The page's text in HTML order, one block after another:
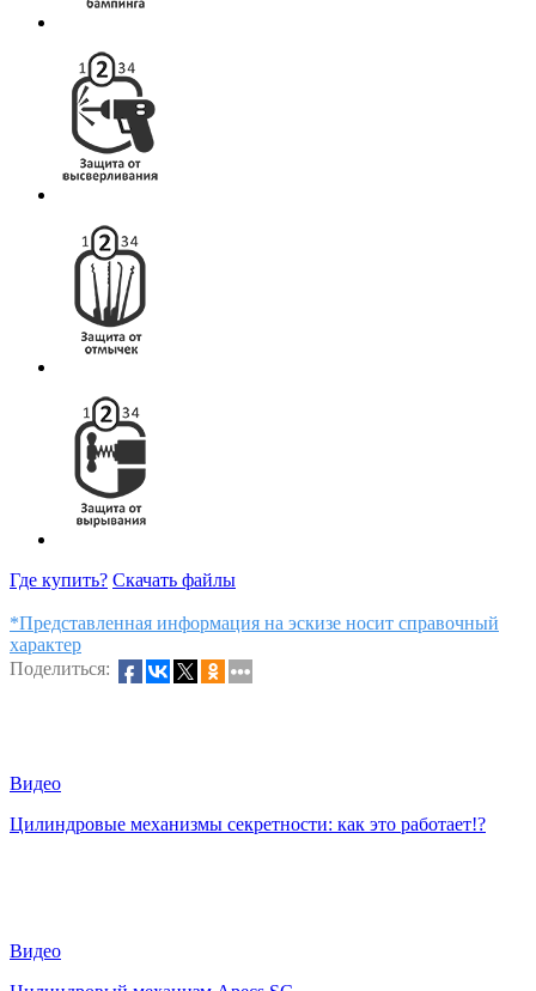
Где купить? Скачать файлы
*Представленная информация на эскизе носит справочный
характер
Поделиться:
Видео
Цилиндровые механизмы секретности: как это работает!?
Видео